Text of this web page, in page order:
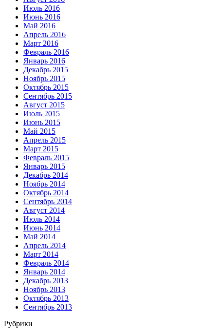
Июль 2016
Июнь 2016
Май 2016
Апрель 2016
Март 2016
Февраль 2016
Январь 2016
Декабрь 2015
Ноябрь 2015
Октябрь 2015
Сентябрь 2015
Август 2015
Июль 2015
Июнь 2015
Май 2015
Апрель 2015
Март 2015
Февраль 2015
Январь 2015
Декабрь 2014
Ноябрь 2014
Октябрь 2014
Сентябрь 2014
Август 2014
Июль 2014
Июнь 2014
Май 2014
Апрель 2014
Март 2014
Февраль 2014
Январь 2014
Декабрь 2013
Ноябрь 2013
Октябрь 2013
Сентябрь 2013
Рубрики